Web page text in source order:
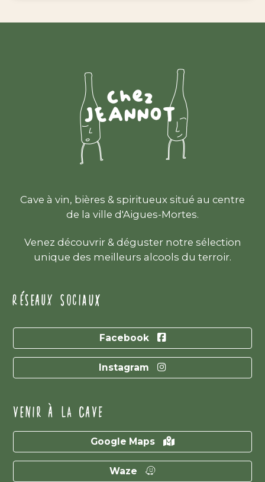
Cave à vin, bières & spiritueux situé au centre
de la ville d'Aigues-Mortes.
Venez découvrir & déguster notre sélection
unique des meilleurs alcools du terroir.
RÉSEAUX SOCIAUX
Facebook
Instagram
VENIR À LA CAVE
Google Maps
Waze